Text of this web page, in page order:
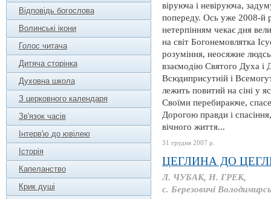
Відповідь богослова
Волинські ікони
Голос читача
Дитяча сторінка
Духовна школа
З церковного календаря
Зв'язок часів
Інтерв'ю до ювілею
Історія
Капеланство
Крик душі
віруюча і невіруюча,
попереду. Ось уже 2008-й
нетерпінням чекає дня
на світ Богонемовлятка
розуміння, неосяжне
взаємодію Святого Духа і
Всюдиприсутній і
лежить повитий на сіні у
Своїми перебираюче,
Дорогою правди і
вічного життя...
31 грудня 2007 р.
ЦЕГЛИНА ДО
Л. ЧУБАК, Н. ГРЕК,
с. Березовичі